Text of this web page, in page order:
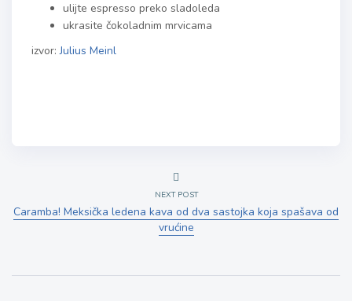
ulijte espresso preko sladoleda
ukrasite čokoladnim mrvicama
izvor:Julius Meinl
NEXT POST
Caramba! Meksička ledena kava od dva sastojka koja spašava od
vrućine